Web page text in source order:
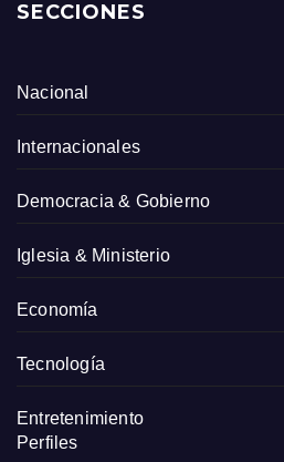
SECCIONES
Nacional
Internacionales
Democracia & Gobierno
Iglesia & Ministerio
Economía
Tecnología
Entretenimiento
Perfiles